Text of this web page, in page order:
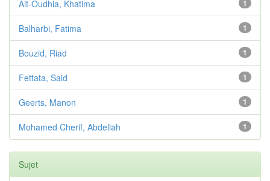
1
Ait-Oudhia, Khatima
1
Balharbi, Fatima
1
Bouzid, Riad
1
Fettata, Said
1
Geerts, Manon
1
Mohamed Cherif, Abdellah
Sujet